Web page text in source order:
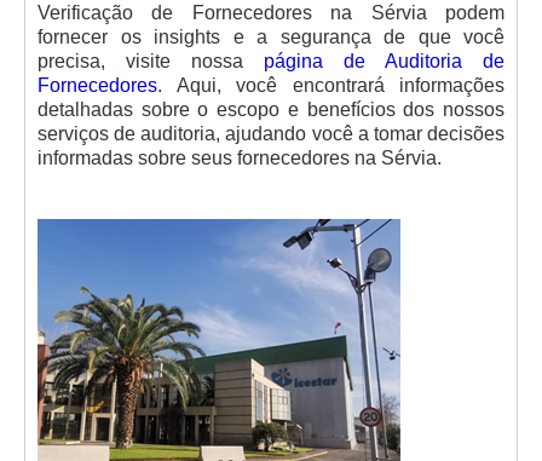
Verificação de Fornecedores na Sérvia podem
fornecer os insights e a segurança de que você
precisa, visite nossa página de Auditoria de
Fornecedores. Aqui, você encontrará informações
detalhadas sobre o escopo e benefícios dos nossos
serviços de auditoria, ajudando você a tomar decisões
informadas sobre seus fornecedores na Sérvia.